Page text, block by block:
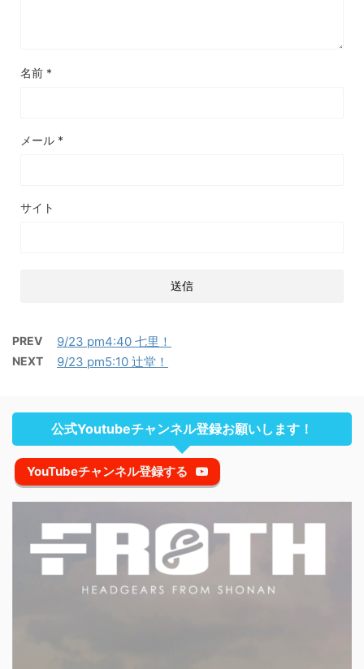
名前 *
メール *
サイト
PREV 9/23 pm4:40 七里！
NEXT 9/23 pm5:10 辻堂！
公式Youtubeチャンネル登録お願いします！
YouTubeチャンネル登録する